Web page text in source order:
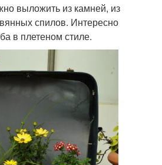
выложить из камней, из
спилов. Интересно
в плетеном стиле.